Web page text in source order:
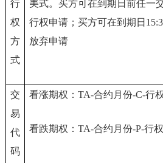
行
权
方
式
美式。买方可在到期日前任一
行权申请；买方可在到期日
放弃申请
交
易
代
码
看涨期权：TA-合约月份-C-行
看跌期权：TA-合约月份-P-行